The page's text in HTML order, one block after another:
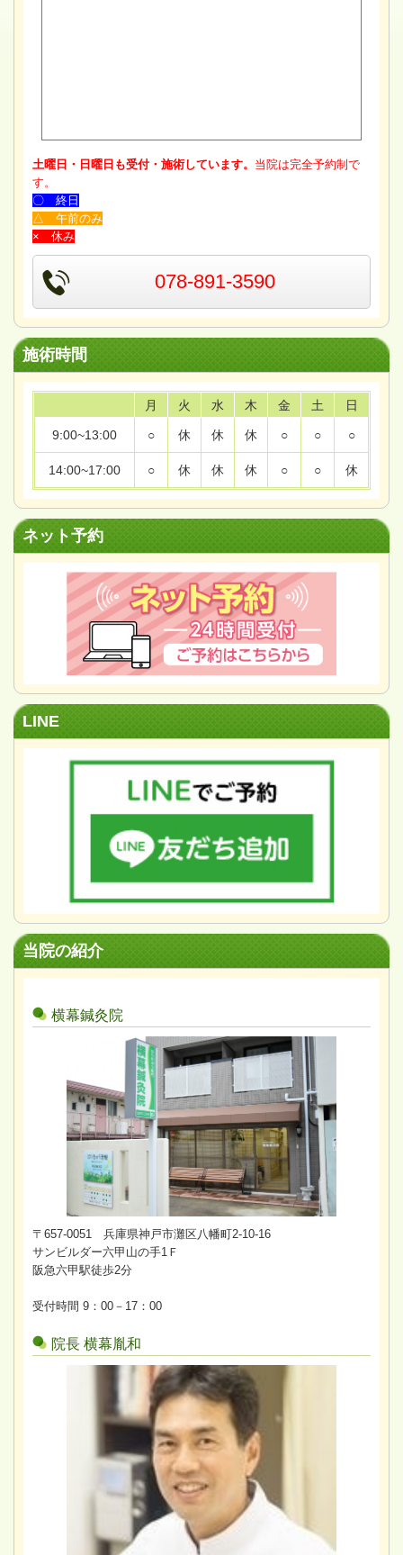
土曜日・日曜日も受付・施術しています。 当院は完全予約制で
す。
〇 終日
△ 午前のみ
× 休み
078-891-3590
施術時間
月 火 水 木 金 土 日
9:00~13:00 ○ 休 休 休 ○ ○ ○
14:00~17:00 ○ 休 休 休 ○ ○ 休
ネット予約
LINE
当院の紹介
横幕鍼灸院
〒657-0051 兵庫県神戸市灘区八幡町2-10-16
サンビルダー六甲山の手1Ｆ
阪急六甲駅徒歩2分
受付時間 9：00－17：00
院長 横幕胤和